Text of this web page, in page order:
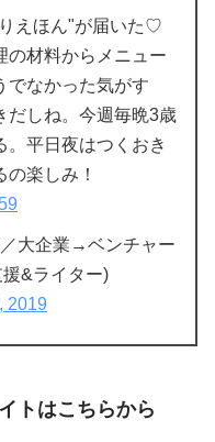
えほん"が届いた♡
の材料からメニュー
でなかった気がす
だしね。今週毎晩3歳
。平日夜はつくおき
楽しみ！
大企業→ベンチャー
&ライター)
2019
トはこちらから